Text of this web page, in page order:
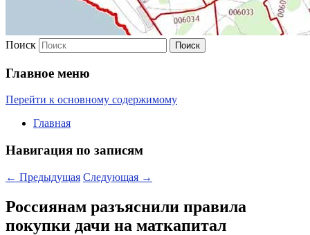
Поиск
Главное меню
Перейти к основному содержимому
Главная
Навигация по записям
← Предыдущая Следующая →
Россиянам разъяснили правила
покупки дачи на маткапитал